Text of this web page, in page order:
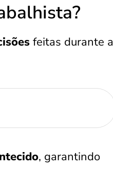
feitas durante a
, garantindo